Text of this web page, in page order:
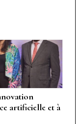
artificielle et à